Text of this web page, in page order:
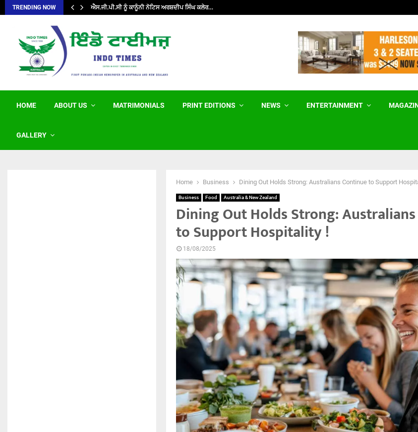
TRENDING NOW ਐਸ.ਜੀ.ਪੀ.ਸੀ ਨੂੰ ਕਾਨੂੰਨੀ ਨੋਟਿਸ ਅਰਸ਼ਦੀਪ ਸਿੰਘ ਕਲੇਰ…
HOME ABOUT US MATRIMONIALS PRINT EDITIONS NEWS ENTERTAINMENT
GALLERY
Home Business Dining Out Holds Strong: Australians Continue to Support
Business Food Australia & New Zealand
Dining Out Holds Strong:
to Support Hospitality !
18/08/2025